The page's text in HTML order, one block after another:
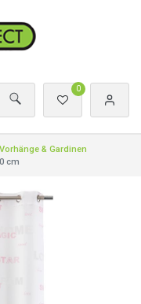
0
Vorhänge & Gardinen
cm